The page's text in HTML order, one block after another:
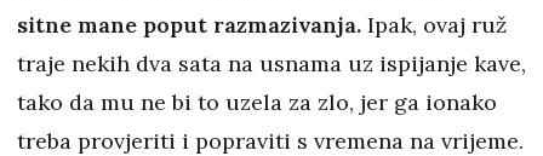
sitne mane poput razmazivanja. Ipak, ovaj ruž
traje nekih dva sata na usnama uz ispijanje kave,
tako da mu ne bi to uzela za zlo, jer ga ionako
treba provjeriti i popraviti s vremena na vrijeme.